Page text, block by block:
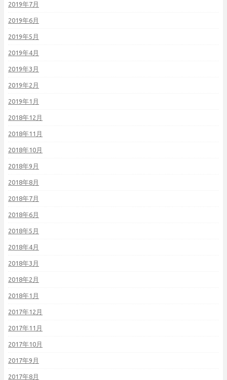
2019年7月
2019年6月
2019年5月
2019年4月
2019年3月
2019年2月
2019年1月
2018年12月
2018年11月
2018年10月
2018年9月
2018年8月
2018年7月
2018年6月
2018年5月
2018年4月
2018年3月
2018年2月
2018年1月
2017年12月
2017年11月
2017年10月
2017年9月
2017年8月